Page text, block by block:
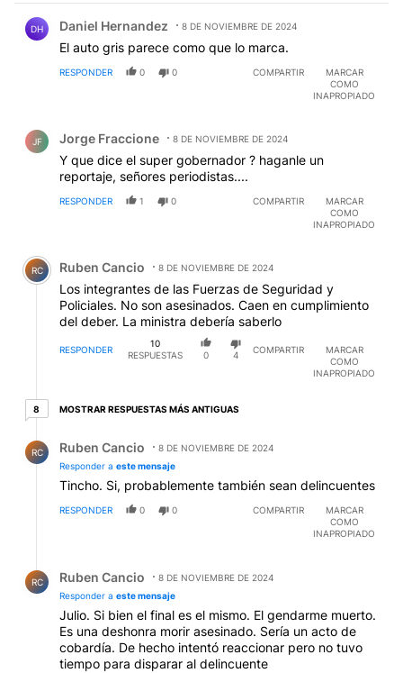
DH Daniel Hernandez 8 DE NOVIEMBRE DE 2024
El auto gris parece como que lo marca.
RESPONDER 0 0 COMPARTIR
MARCAR
COMO
INAPROPIADO
JF Jorge Fraccione 8 DE NOVIEMBRE DE 2024
Y que dice el super gobernador ? haganle un
reportaje, señores periodistas....
RESPONDER 1 0 COMPARTIR
MARCAR
COMO
INAPROPIADO
Comentario de Ruben Cancio.
RC Ruben Cancio 8 DE NOVIEMBRE DE 2024
Los integrantes de las Fuerzas de Seguridad y
Policiales. No son asesinados. Caen en cumplimiento
del deber. La ministra debería saberlo
RESPONDER
10
RESPUESTAS
0 4
COMPARTIR
MARCAR
COMO
INAPROPIADO
88 respuestas más antiguas
MOSTRAR RESPUESTAS MÁS ANTIGUAS
RC Ruben Cancio
8 DE NOVIEMBRE DE 2024
Responder a este mensaje
Tincho. Si, probablemente también sean delincuentes
RESPONDER 0 0 COMPARTIR
MARCAR
COMO
INAPROPIADO
RC Ruben Cancio
8 DE NOVIEMBRE DE 2024
Responder a este mensaje
Julio. Si bien el final es el mismo. El gendarme muerto.
Es una deshonra morir asesinado. Sería un acto de
cobardía. De hecho intentó reaccionar pero no tuvo
tiempo para disparar al delincuente